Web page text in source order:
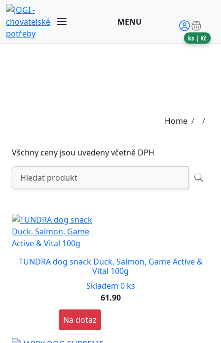
MENU
ks | Kč
Home
Všchny ceny jsou uvedeny včetně DPH
TUNDRA dog snack Duck, Salmon, Game Active &
Vital 100g
Skladem 0 ks
61.90
Na dotaz